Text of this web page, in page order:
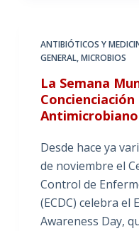
ANTIBIÓTICOS Y
GENERAL,MICROBIOS
La Semana
Concienciación
Desde hace ya
de noviembre el
Control de
(ECDC) celebra
Awareness Day,